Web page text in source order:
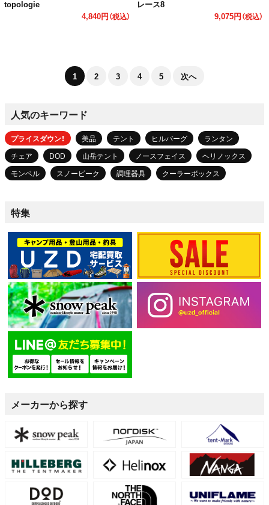
topologie
4,840円（税込）
レース8
9,075円（税込）
1 2 3 4 5 次へ
人気のキーワード
プライスダウン！ 美品 テント ヒルバーグ
ランタン
チェア
DOD 山岳テント ノースフェイス
ヘリノックス
モンベル
スノーピーク 調理器具 クーラーボックス
特集
メーカーから探す